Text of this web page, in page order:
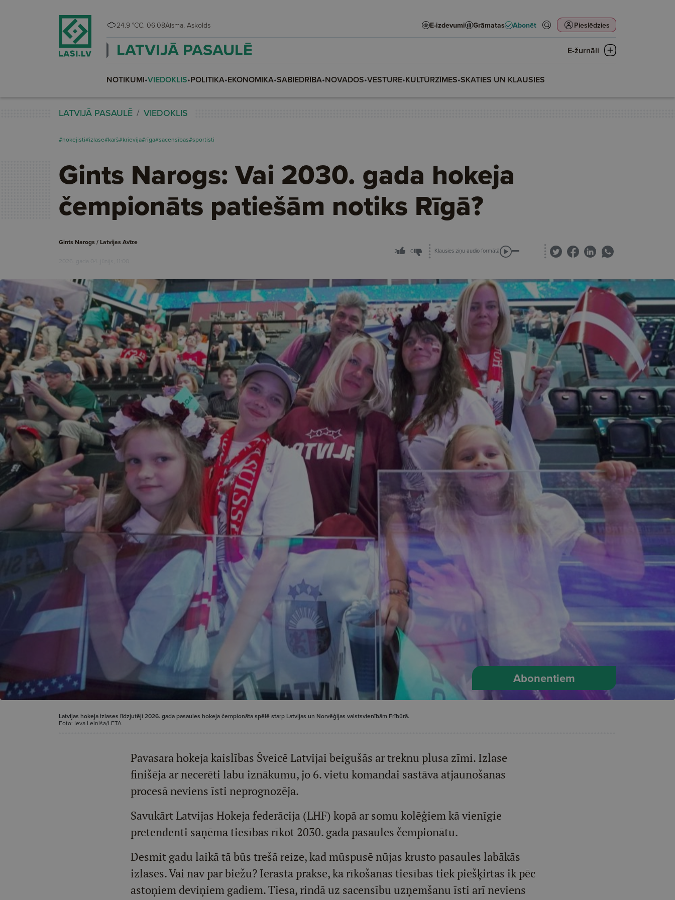
24.9 °CC. 06.08 Aisma, Askolds E-izdevumi Grāmatas Abonēt Pieslēdzies
LATVIJĀ PASAULĒ E-žurnāli
NOTIKUMI•VIEDOKLIS•POLITIKA•EKONOMIKA•SABIEDRĪBA•NOVADOS•VĒSTURE•KULTŪRZĪMES•SKATIES UN KLAUSIES
LATVIJĀ PASAULĒ VIEDOKLIS
#hokejisti#izlase#karš#krievija#rīga#sacensības#sportisti
Gints Narogs: Vai 2030. gada hokeja
čempionāts patiešām notiks Rīgā?
Gints Narogs / Latvijas Avīze
2026. gada 04. jūnijs, 11:00
2 0 Klausies ziņu audio formātā
Abonentiem
Latvijas hokeja izlases līdzjutēji 2026. gada pasaules hokeja čempionāta spēlē starp Latvijas un Norvēģijas valstsvienībām Frībūrā.
Foto: Ieva Leiniša/LETA
Pavasara hokeja kaislības Šveicē Latvijai beigušās ar treknu plusa zīmi. Izlase
finišēja ar necerēti labu iznākumu, jo 6. vietu komandai sastāva atjaunošanas
procesā neviens īsti neprognozēja.
Savukārt Latvijas Hokeja federācija (LHF) kopā ar somu kolēģiem kā vienīgie
pretendenti saņēma tiesības rīkot 2030. gada pasaules čempionātu.
Desmit gadu laikā tā būs trešā reize, kad mūspusē nūjas krusto pasaules labākās
izlases. Vai nav par biežu? Ierasta prakse, ka rīkošanas tiesības tiek piešķirtas ik pēc
astoņiem deviņiem gadiem. Tiesa, rindā uz sacensību uzņemšanu īsti arī neviens